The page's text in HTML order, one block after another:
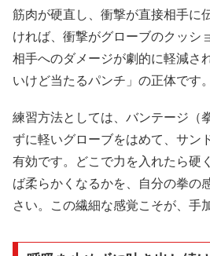
筋肉が硬直し、衝撃が直接相手に
ければ、衝撃がグローブのクッシ
相手へのダメージが劇的に軽減さ
いけど当たるパンチ」の正体です。
練習方法としては、バンテージ（
ずに軽いグローブをはめて、サン
有効です。どこで力を入れたら硬
ば柔らかくなるかを、自分の拳の
さい。この繊細な感覚こそが、手